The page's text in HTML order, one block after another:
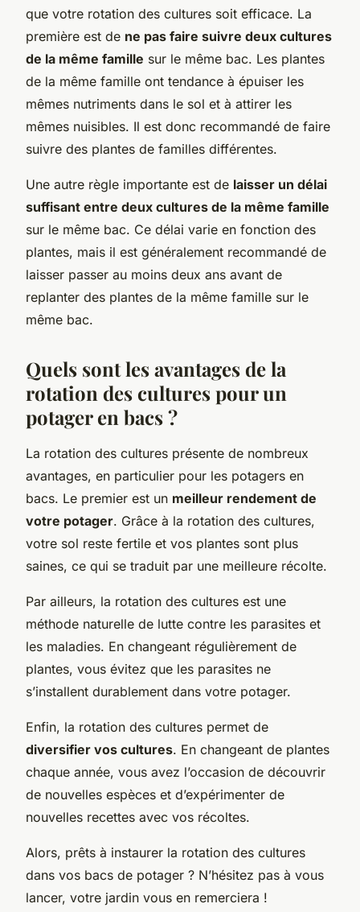
que votre rotation des cultures soit efficace. La
première est de ne pas faire suivre deux cultures
de la même famille sur le même bac. Les plantes
de la même famille ont tendance à épuiser les
mêmes nutriments dans le sol et à attirer les
mêmes nuisibles. Il est donc recommandé de faire
suivre des plantes de familles différentes.
Une autre règle importante est de laisser un délai
suffisant entre deux cultures de la même famille
sur le même bac. Ce délai varie en fonction des
plantes, mais il est généralement recommandé de
laisser passer au moins deux ans avant de
replanter des plantes de la même famille sur le
même bac.
Quels sont les avantages de la
rotation des cultures pour un
potager en bacs ?
La rotation des cultures présente de nombreux
avantages, en particulier pour les potagers en
bacs. Le premier est un meilleur rendement de
votre potager. Grâce à la rotation des cultures,
votre sol reste fertile et vos plantes sont plus
saines, ce qui se traduit par une meilleure récolte.
Par ailleurs, la rotation des cultures est une
méthode naturelle de lutte contre les parasites et
les maladies. En changeant régulièrement de
plantes, vous évitez que les parasites ne
s’installent durablement dans votre potager.
Enfin, la rotation des cultures permet de
diversifier vos cultures. En changeant de plantes
chaque année, vous avez l’occasion de découvrir
de nouvelles espèces et d’expérimenter de
nouvelles recettes avec vos récoltes.
Alors, prêts à instaurer la rotation des cultures
dans vos bacs de potager ? N’hésitez pas à vous
lancer, votre jardin vous en remerciera !